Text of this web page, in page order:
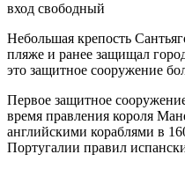
вход свободный
Небольшая крепость
пляже и ранее защищал
это защитное сооружение
Первое защитное
время правления короля
английскими кораблями в
Португалии правил